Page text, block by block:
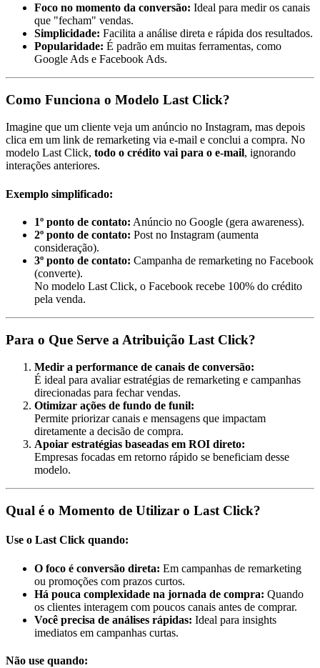
Foco no momento da conversão: Ideal para medir os canais
que "fecham" vendas.
Simplicidade: Facilita a análise direta e rápida dos resultados.
Popularidade: É padrão em muitas ferramentas, como
Google Ads e Facebook Ads.
Como Funciona o Modelo Last Click?
Imagine que um cliente veja um anúncio no Instagram, mas depois
clica em um link de remarketing via e-mail e conclui a compra. No
modelo Last Click, todo o crédito vai para o e-mail, ignorando
interações anteriores.
Exemplo simplificado:
1º ponto de contato: Anúncio no Google (gera awareness).
2º ponto de contato: Post no Instagram (aumenta
consideração).
3º ponto de contato: Campanha de remarketing no Facebook
(converte).
No modelo Last Click, o Facebook recebe 100% do crédito
pela venda.
Para o Que Serve a Atribuição Last Click?
Medir a performance de canais de conversão:
É ideal para avaliar estratégias de remarketing e campanhas
direcionadas para fechar vendas.
Otimizar ações de fundo de funil:
Permite priorizar canais e mensagens que impactam
diretamente a decisão de compra.
Apoiar estratégias baseadas em ROI direto:
Empresas focadas em retorno rápido se beneficiam desse
modelo.
Qual é o Momento de Utilizar o Last Click?
Use o Last Click quando:
O foco é conversão direta: Em campanhas de remarketing
ou promoções com prazos curtos.
Há pouca complexidade na jornada de compra: Quando
os clientes interagem com poucos canais antes de comprar.
Você precisa de análises rápidas: Ideal para insights
imediatos em campanhas curtas.
Não use quando: